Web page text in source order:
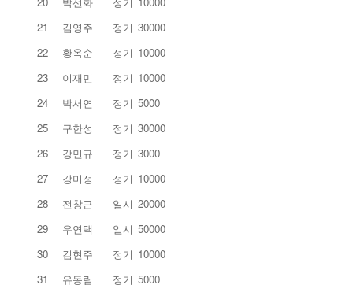
21
김영주 정기 30000
22
황옥순 정기 10000
23
이재민 정기 10000
24
박서연 정기 5000
25
구한성 정기 30000
26
강민규 정기 3000
27
강미정 정기 10000
28
전창근 일시 20000
29
우연택 일시 50000
30
김현주 정기 10000
31
유동림 정기 5000